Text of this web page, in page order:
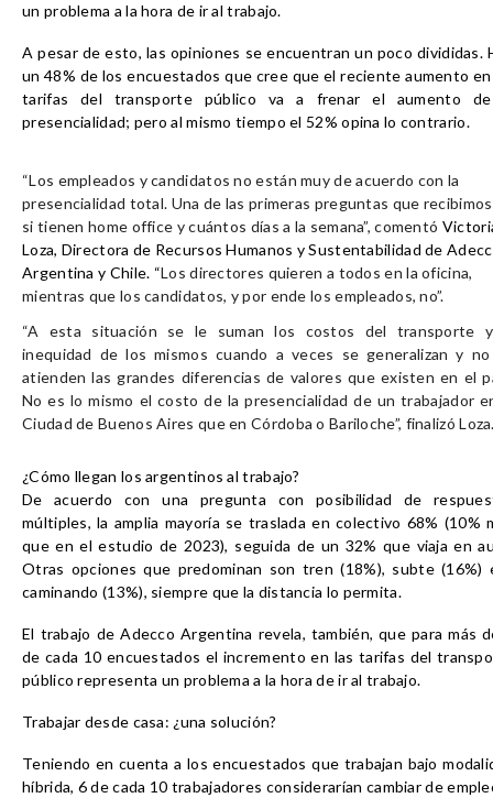
un problema a la hora de ir al trabajo.
A pesar de esto, las opiniones se encuentran un poco divididas.
un 48% de los encuestados que cree que el reciente aumento
tarifas del transporte público va a frenar el aumento
presencialidad; pero al mismo tiempo el 52% opina lo contrario.
“Los empleados y candidatos no están muy de acuerdo con la
presencialidad total. Una de las primeras preguntas que
si tienen home office y cuántos días a la semana”, comentó
Loza, Directora de Recursos Humanos y Sustentabilidad de
Argentina y Chile. “Los directores quieren a todos en la oficina,
mientras que los candidatos, y por ende los empleados, no”.
“A esta situación se le suman los costos del transporte
inequidad de los mismos cuando a veces se generalizan y
atienden las grandes diferencias de valores que existen en el
No es lo mismo el costo de la presencialidad de un trabajador
Ciudad de Buenos Aires que en Córdoba o Bariloche”, finalizó
¿Cómo llegan los argentinos al trabajo?
De acuerdo con una pregunta con posibilidad de
múltiples, la amplia mayoría se traslada en colectivo 68% (10%
que en el estudio de 2023), seguida de un 32% que viaja en
Otras opciones que predominan son tren (18%), subte (16%)
caminando (13%), siempre que la distancia lo permita.
El trabajo de Adecco Argentina revela, también, que para más
de cada 10 encuestados el incremento en las tarifas del
público representa un problema a la hora de ir al trabajo.
Trabajar desde casa: ¿una solución?
Teniendo en cuenta a los encuestados que trabajan bajo
híbrida, 6 de cada 10 trabajadores considerarían cambiar de